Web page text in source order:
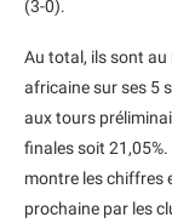
(3-0).
Au total, ils sont au
africaine sur ses 5
aux tours
finales soit
montre les chiffres
prochaine par les